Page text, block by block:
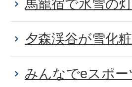
馬籠宿で氷雪の
夕森渓谷が雪化粧
みんなでeスポー